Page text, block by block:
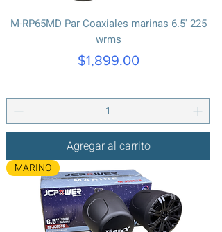
M-RP65MD Par Coaxiales marinas 6.5' 225
wrms
Precio
$1,899.00
Agregar al carrito
MARINO